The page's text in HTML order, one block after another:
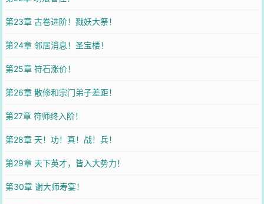
第23章 古卷进阶！戮妖大祭！
第24章 邻居消息！圣宝楼！
第25章 符石涨价！
第26章 散修和宗门弟子差距！
第27章 符师终入阶！
第28章 天！功！真！战！兵！
第29章 天下英才，皆入大势力！
第30章 谢大师寿宴！